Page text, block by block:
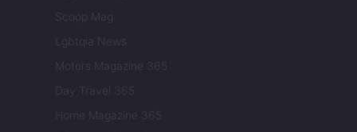
Scoop Mag
Lgbtqia News
Motors Magazine 365
Day Travel 365
Home Magazine 365